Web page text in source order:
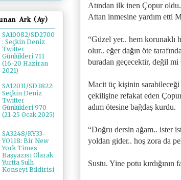
Atından ilk inen Çopur oldu.
Attan inmesine yardım etti
“Güzel yer.. hem korunaklı
olur.. eğer dağın öte
buradan geçecektir, değil mi
Macit üç kişinin sarabileceği
çekilişine refakat eden
adım ötesine bağdaş kurdu.
“Doğru dersin ağam.. ister
yoldan gider.. hoş zora da
Sustu. Yine potu kırdığının
Ark (Ay)
SA10082/SD2700
: Seçkin Deniz
Twitter
Günlükleri 711
(16-20 Haziran
2021)
SA12031/SD3822:
Seçkin Deniz
Twitter
Günlükleri 970
(21-25 Ocak 2025)
SA3248/KY33-
YO118: Bir New
York Times
Başyazısı Olarak
Yurtta Sulh
Konseyi Bildirisi